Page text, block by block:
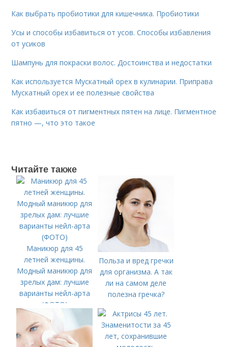
Как выбрать пробиотики для кишечника. Пробиотики
Усы и способы избавиться от усов. Способы избавления
от усиков
Шампунь для покраски волос. Достоинства и недостатки
Как используется Мускатный орех в кулинарии. Приправа
Мускатный орех и ее полезные свойства
Как избавиться от пигментных пятен на лице. Пигментное
пятно —, что это такое
Читайте также
Маникюр для 45
летней женщины.
Модный маникюр для
зрелых дам: лучшие
варианты нейл-арта
(ФОТО)
Польза и вред гречки
для организма. А так
ли на самом деле
полезна гречка?